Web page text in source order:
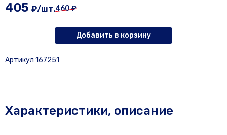
405 ₽/шт.460 ₽
Добавить в корзину
Артикул 167251
Характеристики, описание